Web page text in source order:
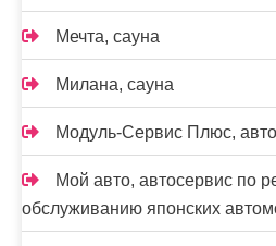
Мечта, сауна
Милана, сауна
Модуль-Сервис Плюс,
Мой авто, автосервис по
обслуживанию японских